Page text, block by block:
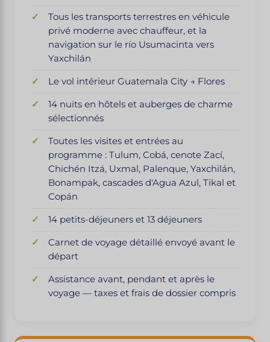
Tous les transports terrestres en véhicule
privé moderne avec chauffeur, et la
navigation sur le río Usumacinta vers
Yaxchilán
Le vol intérieur Guatemala City → Flores
14 nuits en hôtels et auberges de charme
sélectionnés
Toutes les visites et entrées au
programme : Tulum, Cobá, cenote Zací,
Chichén Itzá, Uxmal, Palenque, Yaxchilán,
Bonampak, cascades d'Agua Azul, Tikal et
Copán
14 petits-déjeuners et 13 déjeuners
Carnet de voyage détaillé envoyé avant le
départ
Assistance avant, pendant et après le
voyage — taxes et frais de dossier compris